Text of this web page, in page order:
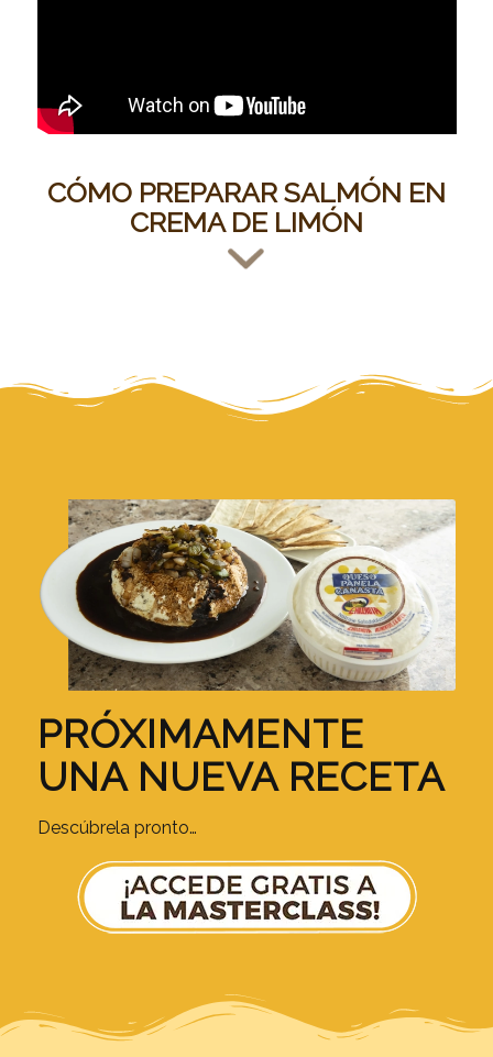
CÓMO PREPARAR SALMÓN EN
CREMA DE LIMÓN
PRÓXIMAMENTE
UNA NUEVA RECETA
Descúbrela pronto…